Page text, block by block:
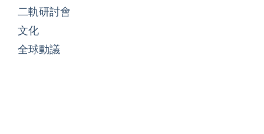
二軌研討會
文化
全球動議